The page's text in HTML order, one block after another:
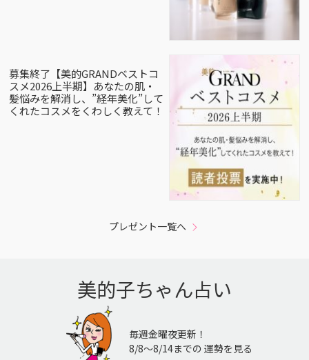
募集終了【美的GRANDベストコ
スメ2026上半期】あなたの肌・
髪悩みを解消し、”経年美化”して
くれたコスメをくわしく教えて！
プレゼント一覧へ
美的子ちゃん占い
毎週金曜夜更新！
8/8〜8/14までの 運勢を見る